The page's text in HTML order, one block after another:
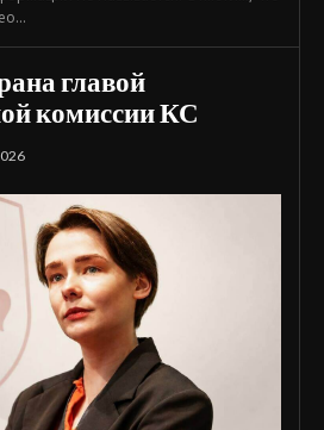
главой
комиссии КС